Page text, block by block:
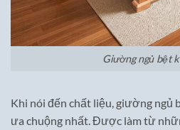
Giường ngủ bệt
Khi nói đến chất liệu, giường ngủ
ưa chuộng nhất. Được làm từ